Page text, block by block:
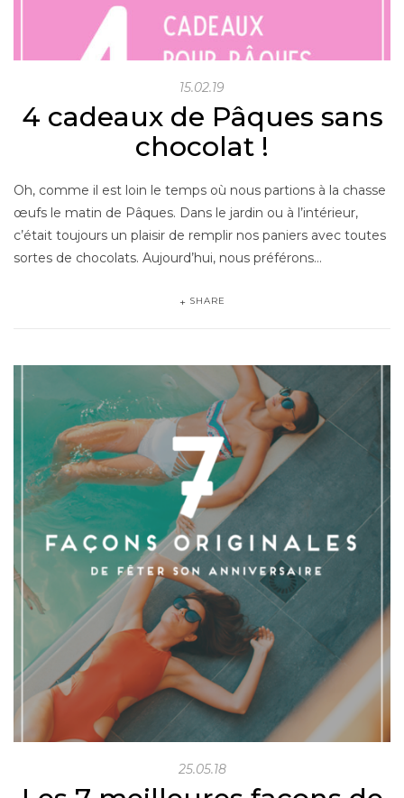
15.02.19
4 cadeaux de Pâques sans
chocolat !
Oh, comme il est loin le temps où nous partions à la chasse
œufs le matin de Pâques. Dans le jardin ou à l’intérieur,
c’était toujours un plaisir de remplir nos paniers avec toutes
sortes de chocolats. Aujourd’hui, nous préférons…
SHARE
25.05.18